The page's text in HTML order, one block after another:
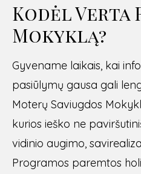
Kodėl Verta
Mokyklą?
Gyvename laikais, kai
pasiūlymų gausa gali
Moterų Saviugdos
kurios ieško ne
vidinio augimo,
Programos paremtos